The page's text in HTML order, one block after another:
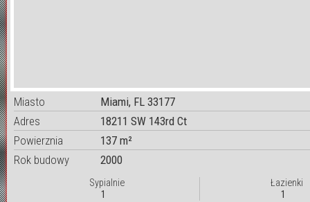
Miasto
Miami, FL 33177
Adres
18211 SW 143rd Ct
Powierznia
137 m²
Rok budowy
2000
Sypialnie
1
Łazienki
1